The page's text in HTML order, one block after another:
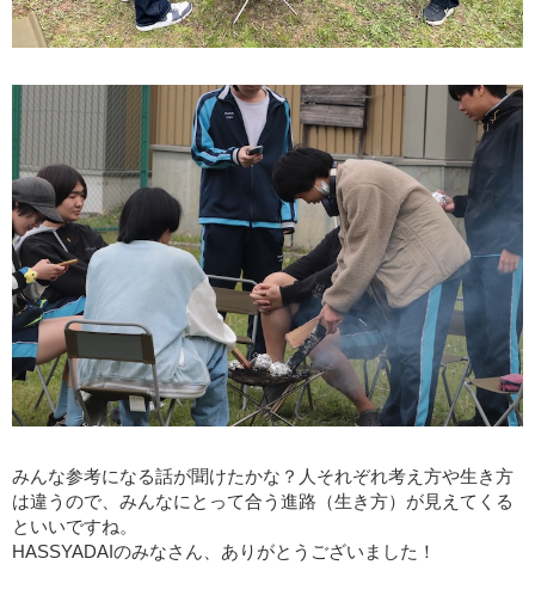
みんな参考になる話が聞けたかな？人それぞれ考え方や生き方
は違うので、みんなにとって合う進路（生き方）が見えてくる
といいですね。
HASSYADAIのみなさん、ありがとうございました！